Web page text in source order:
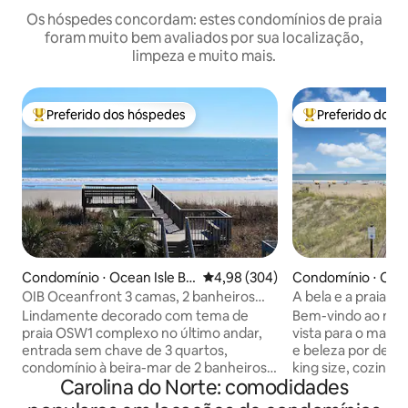
Os hóspedes concordam: estes condomínios de praia
foram muito bem avaliados por sua localização,
limpeza e muito mais.
Entre os melhores preferidos dos hóspedes
Preferido dos hóspedes
Condomínio ⋅ Ocean Isle Be
ach
4,98 de uma avaliação média de
4,98 (304)
OIB Oceanfront 3 camas, 2 banheiros
com lençóis!
Lindamente decorado com tema de
praia OSW1 complexo no último andar,
entrada sem chave de 3 quartos,
condomínio à beira-mar de 2 banheiros
com vista panorâmica para o mar. Esta
unidade impulsiona uma cozinha
Entre os
Preferido dos
Condomínio ⋅
h
A bela e a praia |
do calçadão
Bem-vindo ao
vista para o mar
e beleza por
king size,
de lavar/secar.
maravilhosas
Carolina do Norte: comodidades